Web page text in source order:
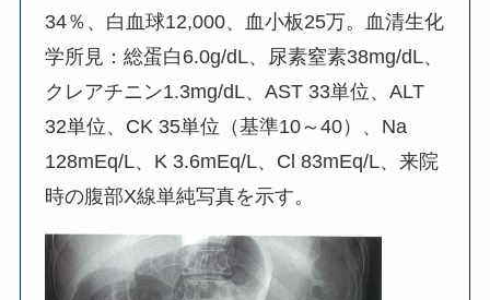
34％、白血球12,000、血小板25万。血清生化
学所見：総蛋白6.0g/dL、尿素窒素38mg/dL、
クレアチニン1.3mg/dL、AST 33単位、ALT
32単位、CK 35単位（基準10～40）、Na
128mEq/L、K 3.6mEq/L、Cl 83mEq/L、来院
時の腹部X線単純写真を示す。